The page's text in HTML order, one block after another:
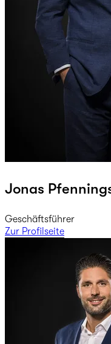
Jonas
Geschäftsführer
Zur Profilseite